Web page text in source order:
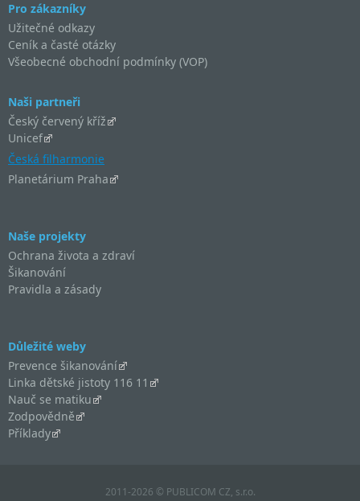
Pro zákazníky
Užitečné odkazy
Ceník a časté otázky
Všeobecné obchodní podmínky (VOP)
Naši partneři
Český červený kříž
Unicef
Česká filharmonie
Planetárium Praha
Naše projekty
Ochrana života a zdraví
Šikanování
Pravidla a zásady
Důležité weby
Prevence šikanování
Linka dětské jistoty 116 11
Nauč se matiku
Zodpovědně
Příklady
2011-2026 © PUBLICOM CZ, s.r.o.